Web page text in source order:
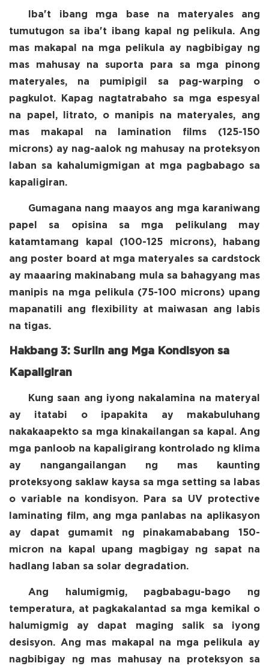
Iba't ibang mga base na materyales ang
tumutugon sa iba't ibang kapal ng pelikula. Ang
mas makapal na mga pelikula ay nagbibigay ng
mas mahusay na suporta para sa mga pinong
materyales, na pumipigil sa pag-warping o
pagkulot. Kapag nagtatrabaho sa mga espesyal
na papel, litrato, o manipis na materyales, ang
mas makapal na lamination films (125-150
microns) ay nag-aalok ng mahusay na proteksyon
laban sa kahalumigmigan at mga pagbabago sa
kapaligiran.
Gumagana nang maayos ang mga karaniwang
papel sa opisina sa mga pelikulang may
katamtamang kapal (100-125 microns), habang
ang poster board at mga materyales sa cardstock
ay maaaring makinabang mula sa bahagyang mas
manipis na mga pelikula (75-100 microns) upang
mapanatili ang flexibility at maiwasan ang labis
na tigas.
Hakbang 3: Suriin ang Mga Kondisyon sa
Kapaligiran
Kung saan ang iyong nakalamina na materyal
ay itatabi o ipapakita ay makabuluhang
nakakaapekto sa mga kinakailangan sa kapal. Ang
mga panloob na kapaligirang kontrolado ng klima
ay nangangailangan ng mas kaunting
proteksyong saklaw kaysa sa mga setting sa labas
o variable na kondisyon. Para sa UV protective
laminating film, ang mga panlabas na aplikasyon
ay dapat gumamit ng pinakamababang 150-
micron na kapal upang magbigay ng sapat na
hadlang laban sa solar degradation.
Ang halumigmig, pagbabagu-bago ng
temperatura, at pagkakalantad sa mga kemikal o
halumigmig ay dapat maging salik sa iyong
desisyon. Ang mas makapal na mga pelikula ay
nagbibigay ng mas mahusay na proteksyon sa